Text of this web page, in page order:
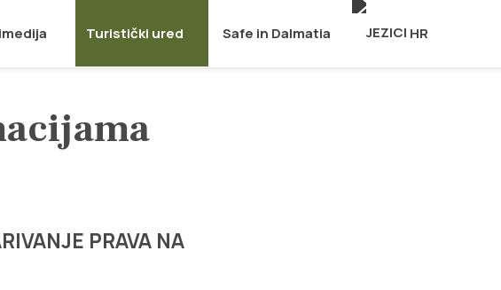
Turistički ured Safe in Dalmatia HR
PRAVA NA